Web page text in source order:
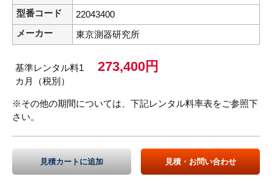
型番コード
22043400
メーカー
東京測器研究所
基準レンタル料1
カ月（税別）
273,400円
※その他の期間については、下記レンタル料率表をご参照下
さい。
見積カートに追加 見積・お問い合わせ